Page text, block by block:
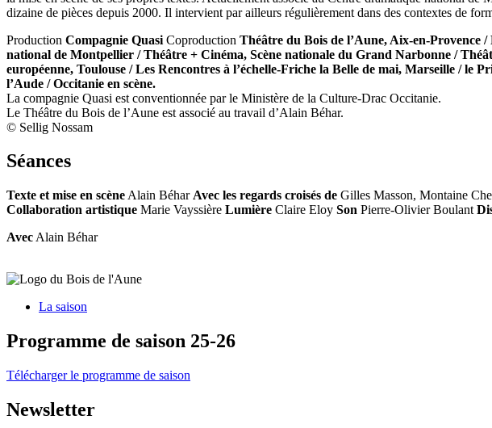
dizaine de pièces depuis 2000. Il intervient par ailleurs régulièrement dans des contextes de
Production Compagnie Quasi Coproduction Théâtre du Bois de l’Aune, Aix-en-Provence
national de Montpellier / Théâtre + Cinéma, Scène nationale du Grand Narbonne /
européenne, Toulouse / Les Rencontres à l’échelle-Friche la Belle de mai, Marseille / le
l’Aude / Occitanie en scène.
La compagnie Quasi est conventionnée par le Ministère de la Culture-Drac Occitanie.
Le Théâtre du Bois de l’Aune est associé au travail d’Alain Béhar.
© Sellig Nossam
Séances
Texte et mise en scène Alain Béhar Avec les regards croisés de Gilles Masson, Montaine
Collaboration artistique Marie Vayssière Lumière Claire Eloy Son Pierre-Olivier Boulant
Avec Alain Béhar
La saison
Programme de saison 25-26
Télécharger le programme de saison
Newsletter